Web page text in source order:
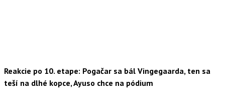
Reakcie po 10. etape: Pogačar sa bál Vingegaarda, ten sa
teší na dlhé kopce, Ayuso chce na pódium